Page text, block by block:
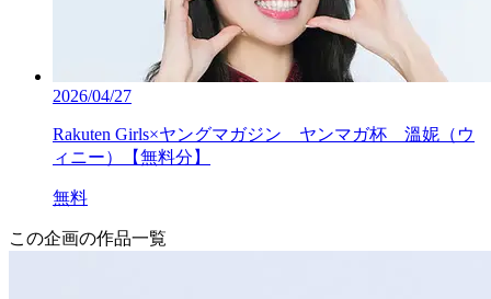
2026/04/27
Rakuten Girls×ヤングマガジン ヤンマガ杯 溫妮（ウ
ィニー）【無料分】
無料
この企画の作品一覧